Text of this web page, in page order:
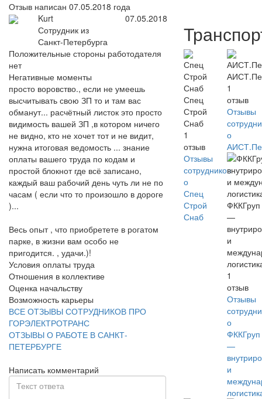
Отзыв написан 07.05.2018 года
Kurt
Сотрудник из
Санкт-Петербурга
07.05.2018
Положительные стороны работодателя
нет
Негативные моменты
просто воровство., если не умеешь
высчитывать свою ЗП то и там вас
обманут... расчётный листок это просто
видимость вашей ЗП ,в котором ничего
не видно, кто не хочет тот и не видит,
нужна итоговая ведомость ... знание
оплаты вашего труда по кодам и
простой блокнот где всё записано,
каждый ваш рабочий день чуть ли не по
часам ( если что то произошло в дороге
)...
Весь опыт , что приобретете в рогатом
парке, в жизни вам особо не
пригодится. , удачи.)!
Условия оплаты труда
Отношения в коллективе
Оценка начальству
Возможность карьеры
ВСЕ ОТЗЫВЫ СОТРУДНИКОВ ПРО
ГОРЭЛЕКТРОТРАНС
ОТЗЫВЫ О РАБОТЕ В САНКТ-
ПЕТЕРБУРГЕ
Написать комментарий
Спец
Строй
Снаб
1
отзыв
Отзывы
сотрудников
о
Спец
Строй
Снаб
1
отзыв
Отзывы
о
ФККГруп
—
и
1
отзыв
Отзывы
о
ФККГруп
—
и